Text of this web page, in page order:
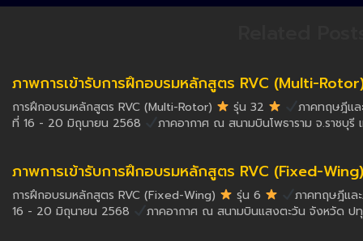
ภาพการเข้ารับการฝึกอบรมหลักสูตร RVC (Multi-
การฝึกอบรมหลักสูตร RVC (Multi-Rotor) รุ่น 32
ภาคทฤษฎีแ
ที่ 16 - 20 มิถุนายน 2568
ภาคอากาศ ณ สนามบินโพธาราม จ.ราชบุ
ภาพการเข้ารับการฝึกอบรมหลักสูตร RVC (Fixed-
การฝึกอบรมหลักสูตร RVC (Fixed-Wing) รุ่น 6
ภาคทฤษฎีแล
16 - 20 มิถุนายน 2568
ภาคอากาศ ณ สนามบินแสงตะวัน จังหวัด ป